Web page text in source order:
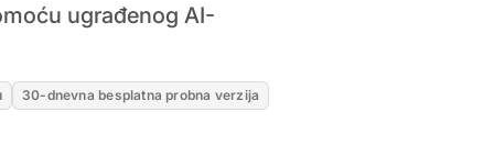
ugrađenog AI-
30-dnevna besplatna probna verzija